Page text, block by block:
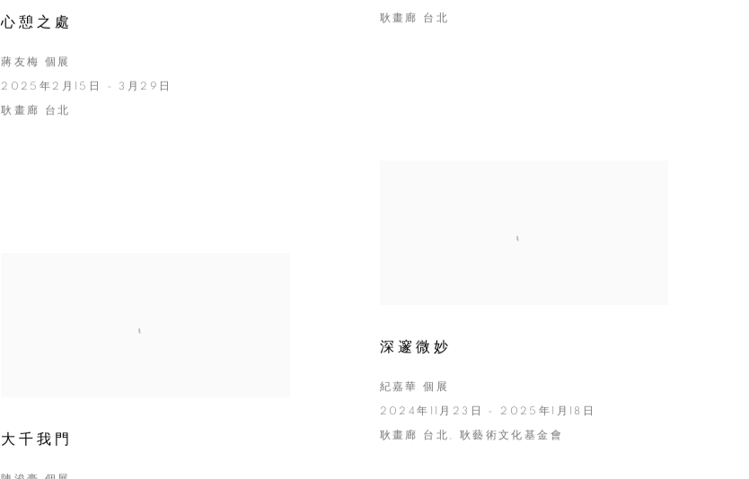
心憩之處
蔣友梅 個展
2025年2月15日 - 3月29日
耿畫廊 台北
大千我門
耿畫廊 台北
深邃微妙
紀嘉華 個展
2024年11月23日 - 2025年1月18日
耿畫廊 台北, 耿藝術文化基金會